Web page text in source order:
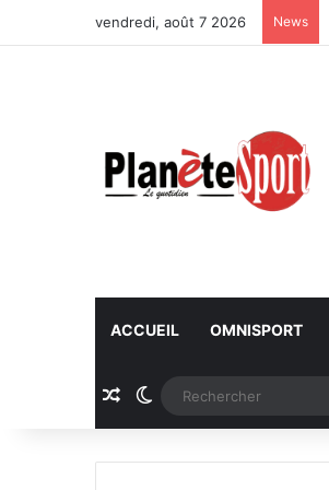
vendredi, août 7 2026 News
ACCUEIL OMNISPORT
Article Aléatoire
Switch skin